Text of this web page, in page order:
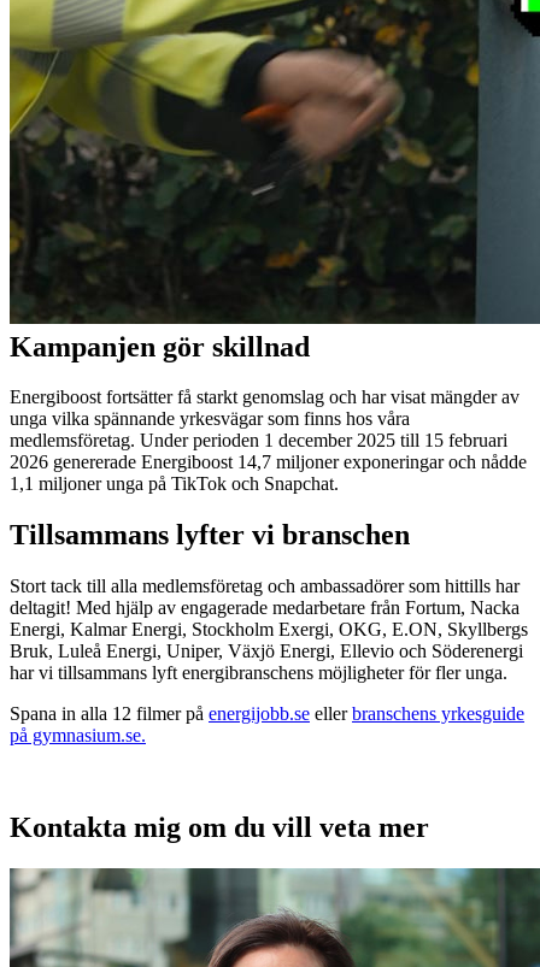
Kampanjen gör skillnad
Energiboost fortsätter få starkt genomslag och har visat mängder av
unga vilka spännande yrkesvägar som finns hos våra
medlemsföretag. Under perioden 1 december 2025 till 15 februari
2026 genererade Energiboost 14,7 miljoner exponeringar och nådde
1,1 miljoner unga på TikTok och Snapchat.
Tillsammans lyfter vi branschen
Stort tack till alla medlemsföretag och ambassadörer som hittills har
deltagit! Med hjälp av engagerade medarbetare från Fortum, Nacka
Energi, Kalmar Energi, Stockholm Exergi, OKG, E.ON, Skyllbergs
Bruk, Luleå Energi, Uniper, Växjö Energi, Ellevio och Söderenergi
har vi tillsammans lyft energibranschens möjligheter för fler unga.
Spana in alla 12 filmer på energijobb.se ellerbranschens yrkesguide
på gymnasium.se.
Kontakta mig om du vill veta mer